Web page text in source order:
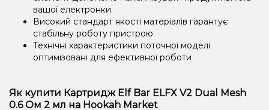
вашої електронки.
Високий стандарт якості матеріалів гарантує
стабільну роботу пристрою
Технічні характеристики поточної моделі
оптимізовані для ефективної роботи
Як купити Картридж Elf Bar ELFX V2 Dual Mesh
0.6 Ом 2 мл на Hookah Market